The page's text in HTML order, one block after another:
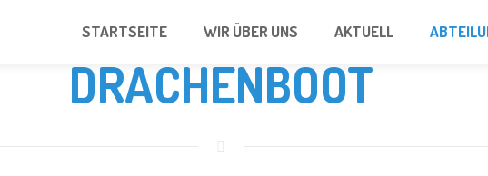
STARTSEITE WIR ÜBER UNS AKTUELL
DRACHENBOOT